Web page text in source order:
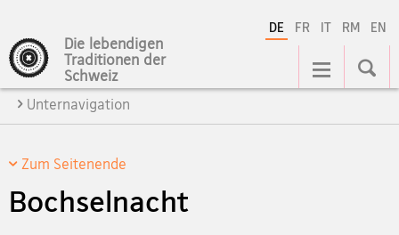
DE FR IT RM EN
Die lebendigen
Traditionen der
Schweiz
Hauptnavigation
Unternavigation
Zum Seitenende
Bochselnacht